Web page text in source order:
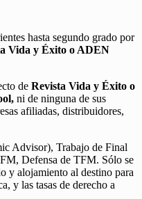
hasta segundo grado por
Vida y Éxito o ADEN
de Revista Vida y Éxito o
ni de ninguna de sus
afiliadas, distribuidores,
Advisor), Trabajo de Final
Defensa de TFM. Sólo se
y alojamiento al destino para
y las tasas de derecho a